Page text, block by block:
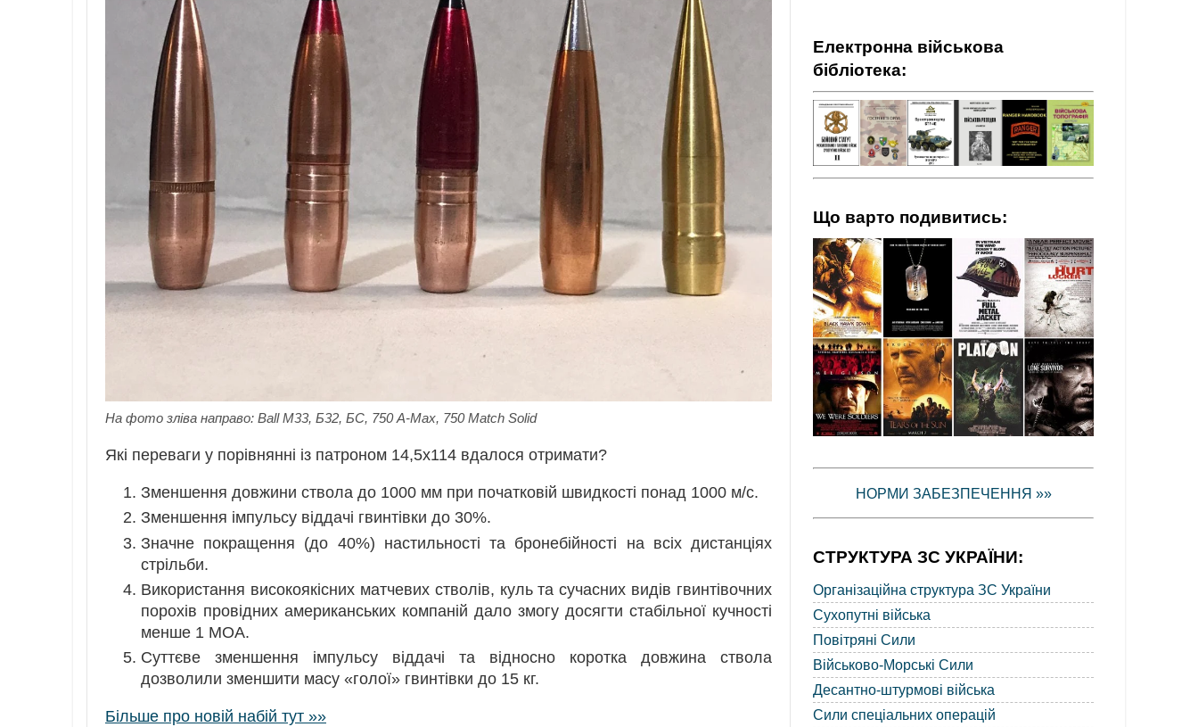
На фото зліва направо: Ball M33, Б32, БС, 750 A-Max, 750 Match Solid
Які переваги у порівнянні із патроном 14,5х114 вдалося отримати?
Зменшення довжини ствола до 1000 мм при початковій швидкості понад 1000 м/с.
Зменшення імпульсу віддачі гвинтівки до 30%.
Значне покращення (до 40%) настильності та бронебійності на всіх дистанціях
стрільби.
Використання високоякісних матчевих стволів, куль та сучасних видів гвинтівочних
порохів провідних американських компаній дало змогу досягти стабільної кучності
менше 1 МОА.
Суттєве зменшення імпульсу віддачі та відносно коротка довжина ствола
дозволили зменшити масу «голої» гвинтівки до 15 кг.
Більше про новій набій тут »»
Електронна військова
бібліотека:
Що варто подивитись:
НОРМИ ЗАБЕЗПЕЧЕННЯ »»
СТРУКТУРА ЗС УКРАЇНИ:
Організаційна структура ЗС України
Сухопутні війська
Повітряні Сили
Військово-Морські Сили
Десантно-штурмові війська
Сили спеціальних операцій